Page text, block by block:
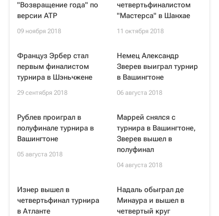
"Возвращение года" по
версии ATP
09 ноября 2018
четвертьфиналистом
"Мастерса" в Шанхае
11 октября 2018
Француз Эрбер стал
первым финалистом
турнира в Шэньчжене
29 сентября 2018
Немец Александр
Зверев выиграл турнир
в Вашингтоне
06 августа 2018
Рублев проиграл в
полуфинале турнира в
Вашингтоне
05 августа 2018
Маррей снялся с
турнира в Вашингтоне,
Зверев вышел в
полуфинал
04 августа 2018
Изнер вышел в
четвертьфинал турнира
в Атланте
Надаль обыграл де
Минаура и вышел в
четвертый круг